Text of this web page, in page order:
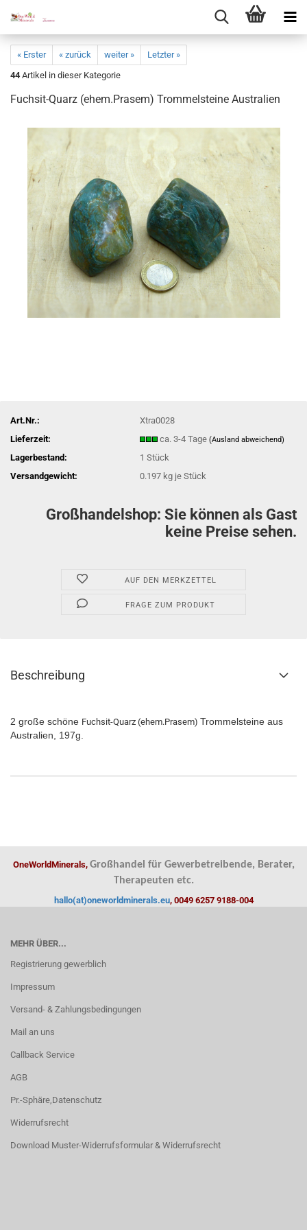
« Erster « zurück weiter »
Letzter »
44 Artikel in dieser Kategorie
Fuchsit-​Quarz (ehem.Pra­sem) Trom­mel­stei­ne Aus­tra­li­en
Art.Nr.:
Xtra0028
Lieferzeit:
ca. 3-4 Tage(Ausland abweichend)
Lagerbestand: 1Stück
Versandgewicht:
0.197 kg je Stück
Großhandelshop: Sie können als Gast
keine Preise sehen.
AUF DEN MERKZETTEL
FRAGE ZUM PRODUKT
Beschreibung
2 große schöne Fuchsit-Quarz (ehem.Prasem) Trommelsteine aus
Australien, 197g.
OneWorldMinerals, Großhandel für Gewerbetreibende, Berater,
Therapeuten etc.
hallo(at)oneworldminerals.eu, 0049 6257 9188-004
MEHR ÜBER...
Registrierung gewerblich
Impressum
Versand- & Zahlungsbedingungen
Mail an uns
Callback Service
AGB
Pr.-Sphäre,Datenschutz
Widerrufsrecht
Download Muster-Widerrufsformular & Widerrufsrecht